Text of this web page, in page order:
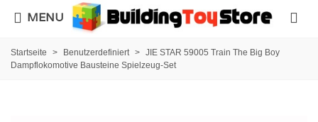
MENU
Startseite > Benutzerdefiniert > JIE STAR 59005 Train The Big Boy
Dampflokomotive Bausteine Spielzeug-Set